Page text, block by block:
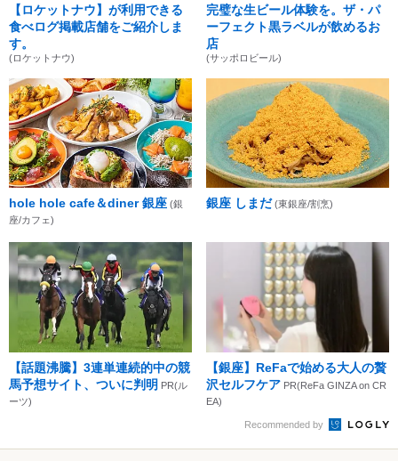
【ロケットナウ】が利用できる
食べログ掲載店舗をご紹介しま
す。
(ロケットナウ)
完璧な生ビール体験を。ザ・パ
ーフェクト黒ラベルが飲めるお
店
(サッポロビール)
hole hole cafe＆diner 銀座 (銀
座/カフェ)
銀座 しまだ (東銀座/割烹)
【話題沸騰】3連単連続的中の競
馬予想サイト、ついに判明 PR(ル
ーツ)
【銀座】ReFaで始める大人の贅
沢セルフケア PR(ReFa GINZA on CR
EA)
Recommended by